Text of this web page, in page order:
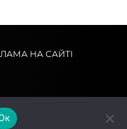
НА САЙТІ